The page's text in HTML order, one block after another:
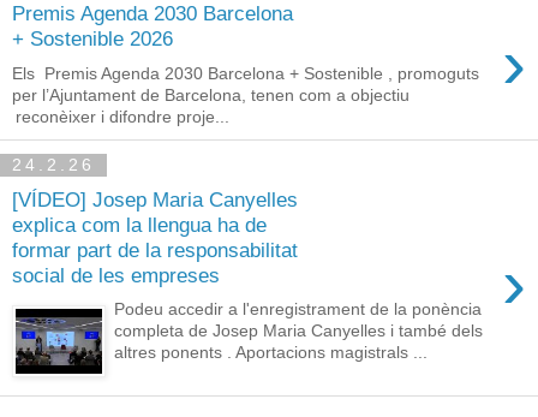
Premis Agenda 2030 Barcelona
+ Sostenible 2026
›
Els Premis Agenda 2030 Barcelona + Sostenible , promoguts
per l’Ajuntament de Barcelona, tenen com a objectiu
reconèixer i difondre proje...
24.2.26
[VÍDEO] Josep Maria Canyelles
explica com la llengua ha de
formar part de la responsabilitat
social de les empreses
›
Podeu accedir a l'enregistrament de la ponència
completa de Josep Maria Canyelles i també dels
altres ponents . Aportacions magistrals ...